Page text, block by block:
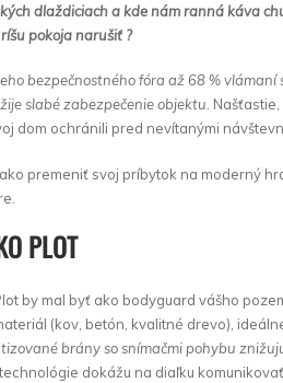
dlaždiciach a kde nám ranná káva
pokoja narušiť ?
bezpečnostného fóra až 68 %
slabé zabezpečenie objektu.
dom ochránili pred nevítanými
premeniť svoj príbytok na moderný
PLOT
by mal byť ako bodyguard vášho
(kov, betón, kvalitné drevo),
brány so snímačmi pohybu
dokážu na diaľku